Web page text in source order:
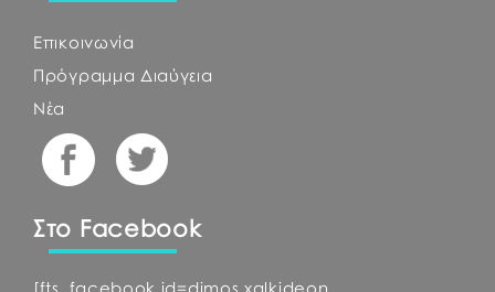
Επικοινωνία
Πρόγραμμα Διαύγεια
Νέα
Στο Facebook
[fts_facebook id=dimos.xalkideon